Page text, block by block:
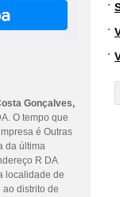
Gonçalves,
O tempo que
é Outras
da última
R DA
localidade de
ao distrito de